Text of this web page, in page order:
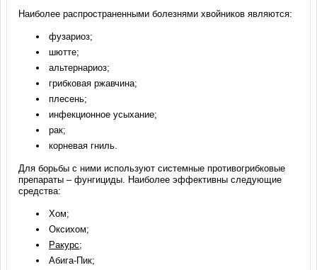
Наиболее распространенными болезнями хвойников являются:
фузариоз;
шютте;
альтернариоз;
грибковая ржавчина;
плесень;
инфекционное усыхание;
рак;
корневая гниль.
Для борьбы с ними используют системные противогрибковые
препараты – фунгициды. Наиболее эффективны следующие
средства:
Хом;
Оксихом;
Ракурс;
Абига-Пик;